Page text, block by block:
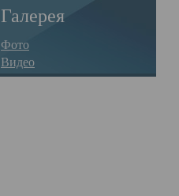
Галерея
Фото
Видео